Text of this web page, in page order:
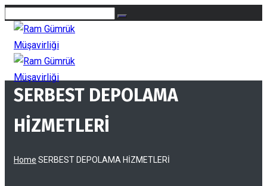
SERBEST DEPOLAMA
HİZMETLERİ
Home SERBEST DEPOLAMA HİZMETLERİ